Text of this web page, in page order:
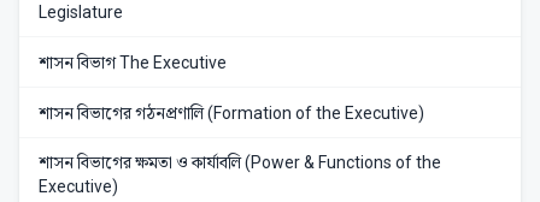
Legislature
শাসন বিভাগ The Executive
শাসন বিভাগের গঠনপ্রণালি (Formation of the Executive)
শাসন বিভাগের ক্ষমতা ও কার্যাবলি (Power & Functions of the
Executive)